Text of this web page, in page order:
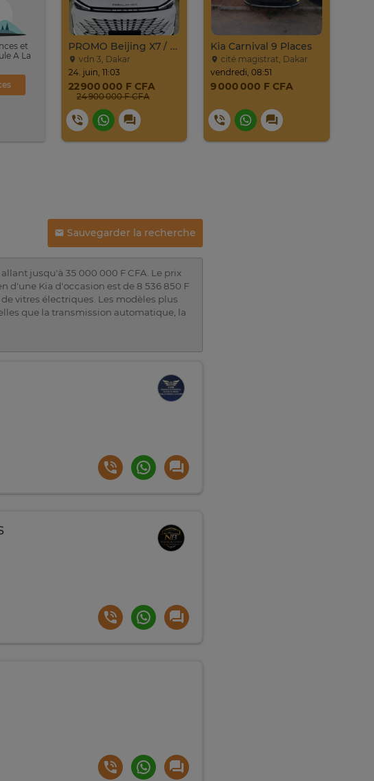
et
A La
PROMO Beijing X7 / 2025
vdn 3, Dakar
24. juin, 11:03
22 900 000 F CFA
24 900 000 F CFA
Kia Carnival 9 Places
cité magistrat, Dakar
vendredi, 08:51
9 000 000 F CFA
Sauvegarder la recherche
jusqu'à 35 000 000 F CFA. Le prix
d'une Kia d'occasion est de 8 536 850 F
vitres électriques. Les modèles plus
que la transmission automatique, la